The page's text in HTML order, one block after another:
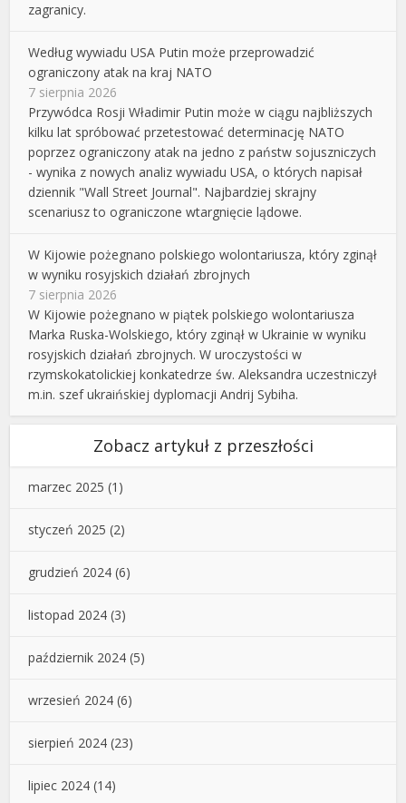
zagranicy.
Według wywiadu USA Putin może przeprowadzić
ograniczony atak na kraj NATO
7 sierpnia 2026
Przywódca Rosji Władimir Putin może w ciągu najbliższych
kilku lat spróbować przetestować determinację NATO
poprzez ograniczony atak na jedno z państw sojuszniczych
- wynika z nowych analiz wywiadu USA, o których napisał
dziennik "Wall Street Journal". Najbardziej skrajny
scenariusz to ograniczone wtargnięcie lądowe.
W Kijowie pożegnano polskiego wolontariusza, który zginął
w wyniku rosyjskich działań zbrojnych
7 sierpnia 2026
W Kijowie pożegnano w piątek polskiego wolontariusza
Marka Ruska-Wolskiego, który zginął w Ukrainie w wyniku
rosyjskich działań zbrojnych. W uroczystości w
rzymskokatolickiej konkatedrze św. Aleksandra uczestniczył
m.in. szef ukraińskiej dyplomacji Andrij Sybiha.
Zobacz artykuł z przeszłości
marzec 2025 (1)
styczeń 2025 (2)
grudzień 2024 (6)
listopad 2024 (3)
październik 2024 (5)
wrzesień 2024 (6)
sierpień 2024 (23)
lipiec 2024 (14)